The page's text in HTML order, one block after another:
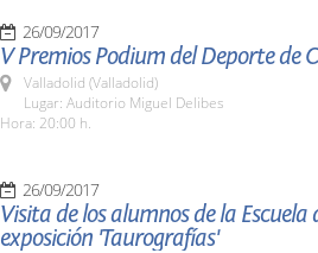
26/09/2017
V Premios Podium del Deporte de
Valladolid (Valladolid)
Lugar: Auditorio Miguel Delibes
Hora: 20:00 h.
26/09/2017
Visita de los alumnos de la
exposición 'Taurografías'